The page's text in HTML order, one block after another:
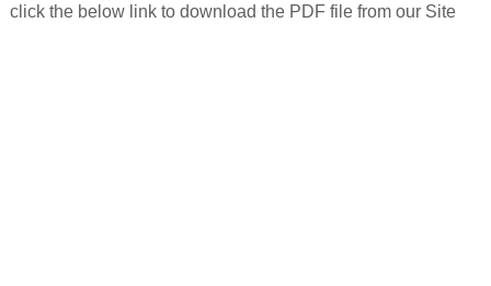
click the below link to download the PDF file from our Site